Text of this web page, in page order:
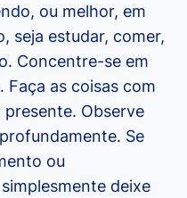
ou melhor, em
seja estudar, comer,
Concentre-se em
Faça as coisas com
Observe
Se
ou
deixe